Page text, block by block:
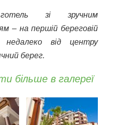
зі зручним
– на першій береговій
недалеко від центру
берег.
більше в галереї